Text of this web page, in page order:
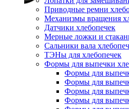
Приводные ремни
Механизмы вращения
Датчики хлебопечек
Мерные ложки и
Сальники вала
ТЭНы для хлебопечек
Формы для выпечки
Формы для
Формы для
Формы для
Формы для